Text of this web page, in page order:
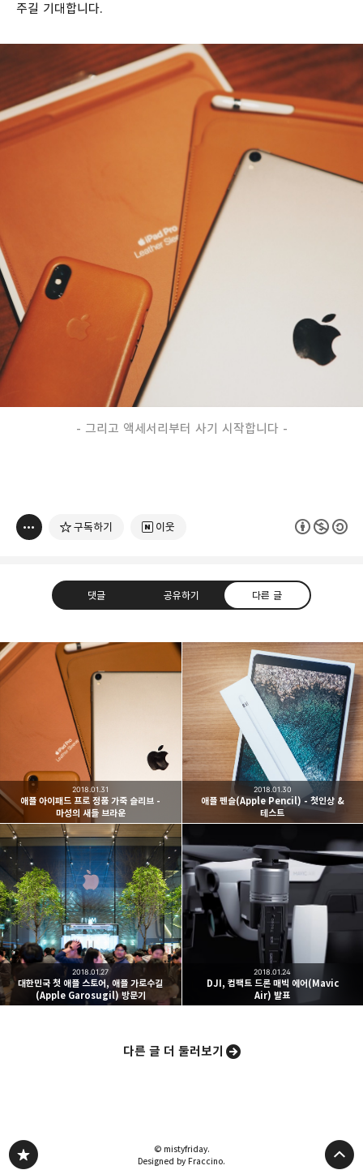
주길 기대합니다.
- 그리고 액세서리부터 사기 시작합니다 -
구독하기 이웃
댓글 공유하기 다른 글
빛으로 쓴 편지
분야 크리에이터
여행하고 사진을 찍습니다. 생각을 덧붙입니다.
구독하기
라인 트위터
카카오스토리
애플 아이패드 프로 정품 가죽 슬리브 -
마성의 새들 브라운
2018.01.31
애플 펜슬(Apple Pencil) - 첫인상 &
테스트
2018.01.30
대한민국 첫 애플 스토어, 애플 가로수길
(Apple Garosugil) 방문기
2018.01.27
DJI, 컴팩트 드론 매빅 에어(Mavic
Air) 발표
2018.01.24
다른 글 더 둘러보기
© mistyfriday.
Designed by Fraccino.